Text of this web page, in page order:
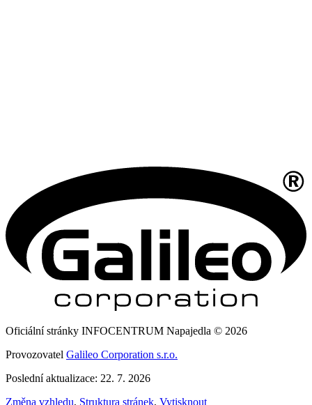
Oficiální stránky INFOCENTRUM Napajedla © 2026
Provozovatel Galileo Corporation s.r.o.
Poslední aktualizace: 22. 7. 2026
Změna vzhledu, Struktura stránek, Vytisknout